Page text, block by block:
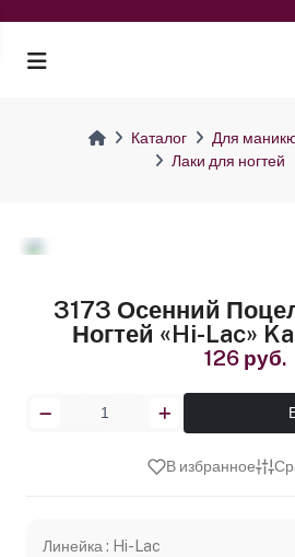
Каталог
Для
Лаки для ногтей
3173 Осенний
Ногтей «Hi-Lac»
126 руб.
В избранное
Линейка : Hi-Lac